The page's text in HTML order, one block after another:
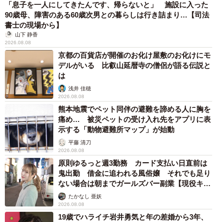
「息子を一人にしてきたんです、帰らないと」 施設に入った
90歳母、障害のある60歳次男との暮らしは行き詰まり…【司法
書士の現場から】
山下 静香
2026.08.08
京都の百貨店が開催のお化け屋敷のお化けにモ
デルがいる 比叡山延暦寺の僧侶が語る伝説と
は
浅井 佳穂
2026.08.08
熊本地震でペット同伴の避難を諦める人に胸を
痛め… 被災ペットの受け入れ先をアプリに表
示する「動物避難所マップ」が始動
平藤 清刀
2026.08.08
原則ゆるっと週3勤務 カード支払い日直前は
鬼出勤 借金に追われる風俗嬢 それでも足り
ない場合は朝までガールズバー副業【現役キャ
ストに取材】
たかなし 亜妖
2026.08.08
19歳でハライチ岩井勇気と年の差婚から3年、